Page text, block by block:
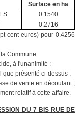
Surface en ha
0.1540
0.2716
cent euros) pour 0.4256
Commune.
à l'unanimité :
que présenté ci-dessus ;
de vente en découlant ;
relatif à cette affaire.
DU 7 BIS RUE DE